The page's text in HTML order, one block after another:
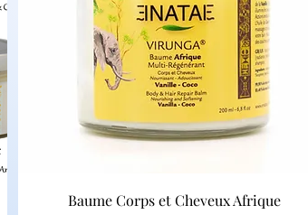
Baume Corps et Cheveux Afrique